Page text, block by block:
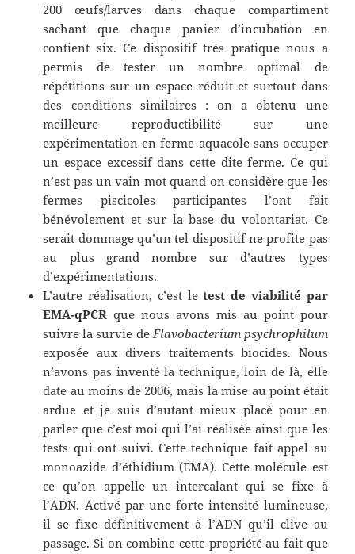
200 œufs/larves dans chaque compartiment
sachant que chaque panier d’incubation en
contient six. Ce dispositif très pratique nous a
permis de tester un nombre optimal de
répétitions sur un espace réduit et surtout dans
des conditions similaires : on a obtenu une
meilleure reproductibilité sur une
expérimentation en ferme aquacole sans occuper
un espace excessif dans cette dite ferme. Ce qui
n’est pas un vain mot quand on considère que les
fermes piscicoles participantes l’ont fait
bénévolement et sur la base du volontariat. Ce
serait dommage qu’un tel dispositif ne profite pas
au plus grand nombre sur d’autres types
d’expérimentations.
L’autre réalisation, c’est letest de viabilité par
EMA-qPCR que nous avons mis au point pour
suivre la survie de Flavobacterium psychrophilum
exposée aux divers traitements biocides. Nous
n’avons pas inventé la technique, loin de là, elle
date au moins de 2006, mais la mise au point était
ardue et je suis d’autant mieux placé pour en
parler que c’est moi qui l’ai réalisée ainsi que les
tests qui ont suivi. Cette technique fait appel au
monoazide d’éthidium (EMA). Cette molécule est
ce qu’on appelle un intercalant qui se fixe à
l’ADN. Activé par une forte intensité lumineuse,
il se fixe définitivement à l’ADN qu’il clive au
passage. Si on combine cette propriété au fait que